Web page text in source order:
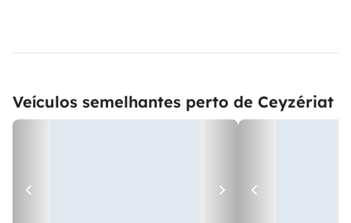
Veículos semelhantes perto de Ceyzériat